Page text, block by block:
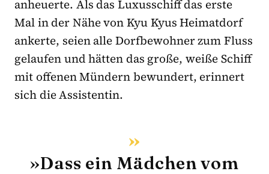
anheuerte. Als das Luxusschiff das erste
Mal in der Nähe von Kyu Kyus Heimatdorf
ankerte, seien alle Dorfbewohner zum Fluss
gelaufen und hätten das große, weiße Schiff
mit offenen Mündern bewundert, erinnert
sich die Assistentin.
»Dass ein Mädchen vom